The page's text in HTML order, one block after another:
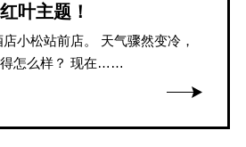
叶主题！
小松站前店。 天气骤然变冷，
得怎么样？ 现在……